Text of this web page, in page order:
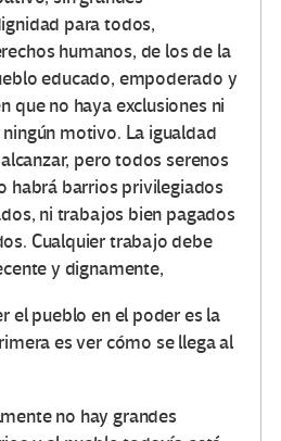
para todos,
humanos, de los de la
educado, empoderado y
que no haya exclusiones ni
motivo. La igualdad
pero todos serenos
habrá barrios privilegiados
ni trabajos bien pagados
Cualquier trabajo debe
y dignamente,
el pueblo en el poder es la
es ver cómo se llega al
no hay grandes